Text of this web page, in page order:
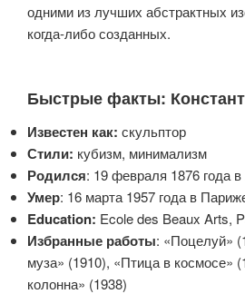
одними из лучших абстрактных
когда-либо созданных.
Быстрые факты:
Известен как: скульптор
Стили: кубизм, минимализм
Родился: 19 февраля 1876 года
Умер: 16 марта 1957 года в
Education: Ecole des Beaux Arts,
Избранные работы: «Поцелуй»
муза» (1910), «Птица в космосе»
колонна» (1938)